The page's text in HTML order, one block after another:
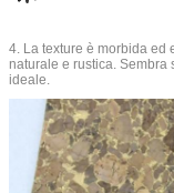
4. La texture è morbida ed
naturale e rustica. Sembra
ideale.